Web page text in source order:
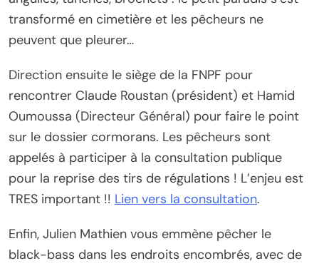
transformé en cimetière et les pêcheurs ne
peuvent que pleurer…
Direction ensuite le siège de la FNPF pour
rencontrer Claude Roustan (président) et Hamid
Oumoussa (Directeur Général) pour faire le point
sur le dossier cormorans. Les pêcheurs sont
appelés à participer à la consultation publique
pour la reprise des tirs de régulations ! L’enjeu est
TRES important !! Lien vers la consultation.
Enfin, Julien Mathien vous emmène pêcher le
black-bass dans les endroits encombrés, avec de